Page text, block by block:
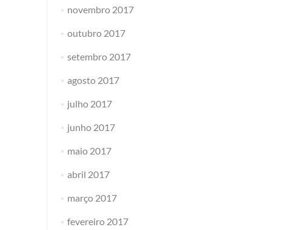
novembro 2017
outubro 2017
setembro 2017
agosto 2017
julho 2017
junho 2017
maio 2017
abril 2017
março 2017
fevereiro 2017